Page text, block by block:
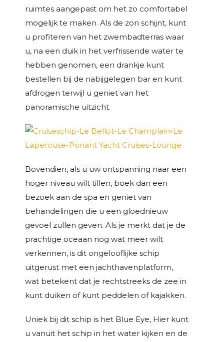
ruimtes aangepast om het zo comfortabel
mogelijk te maken. Als de zon schijnt, kunt
u profiteren van het zwembadterras waar
u, na een duik in het verfrissende water te
hebben genomen, een drankje kunt
bestellen bij de nabijgelegen bar en kunt
afdrogen terwijl u geniet van het
panoramische uitzicht.
Bovendien, als u uw ontspanning naar een
hoger niveau wilt tillen, boek dan een
bezoek aan de spa en geniet van
behandelingen die u een gloednieuw
gevoel zullen geven. Als je merkt dat je de
prachtige oceaan nog wat meer wilt
verkennen, is dit ongelooflijke schip
uitgerust met een jachthavenplatform,
wat betekent dat je rechtstreeks de zee in
kunt duiken of kunt peddelen of kajakken.
Uniek bij dit schip is het Blue Eye, Hier kunt
u vanuit het schip in het water kijken en de